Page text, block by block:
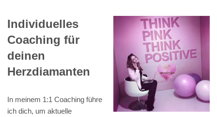
Individuelles
Coaching für
deinen
Herzdiamanten
In meinem 1:1 Coaching führe
ich dich, um aktuelle